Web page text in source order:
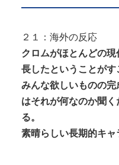
２１：海外の反応
クロムがほとんどの
長したということがす
みんな欲しいものの
はそれが何なのか聞
る。
素晴らしい長期的キャ